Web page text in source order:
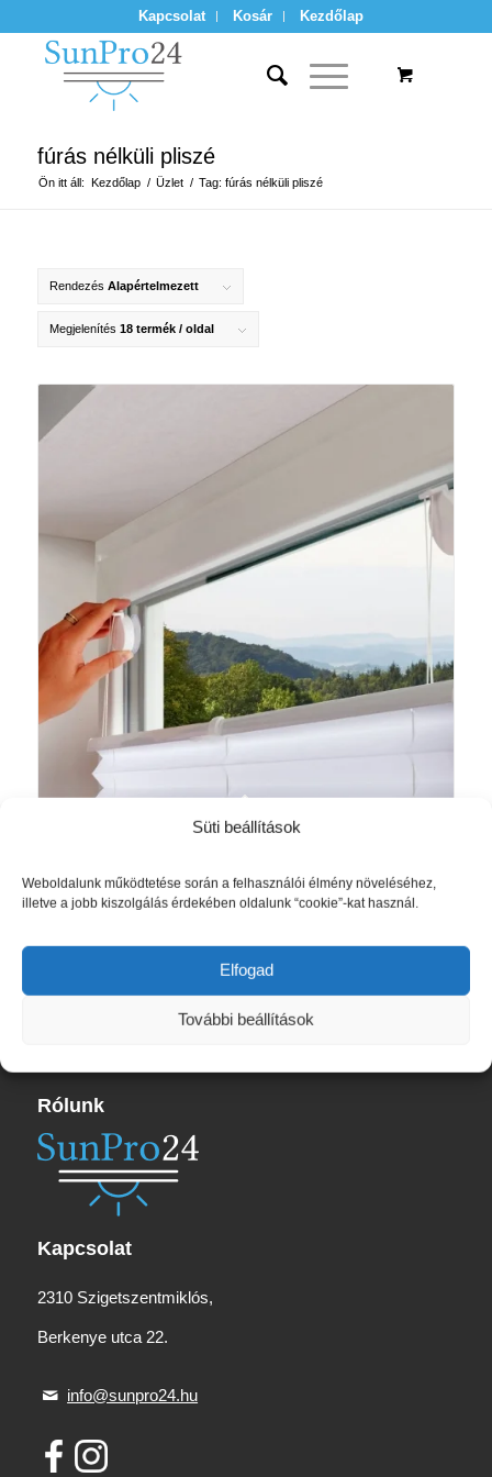
Süti beállítások
Weboldalunk működtetése során a felhasználói élmény növeléséhez,
illetve a jobb kiszolgálás érdekében oldalunk “cookie”-kat használ.
Elfogad
További beállítások
Kapcsolat Kosár Kezdőlap
fúrás nélküli pliszé
Ön itt áll: Kezdőlap / Üzlet / Tag: fúrás nélküli pliszé
Rendezés Alapértelmezett
Megjelenítés 18 termék / oldal
Vacufix pliszé két kezelő sínnel –
10 585Ft – 19 845FtÁrtartomány:
10
845 Ft
Rólunk
Kapcsolat
2310 Szigetszentmiklós,
Berkenye utca 22.
info@sunpro24.hu